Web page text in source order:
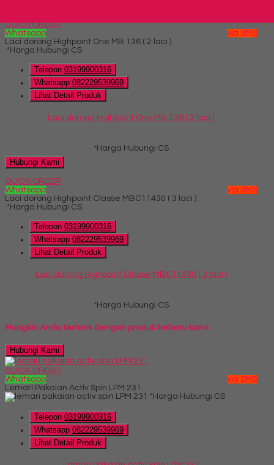
QUICK ORDER
Whatsapp
via SMS
Laci dorong Highpoint One MB 136 ( 2 laci )
*Harga Hubungi CS
Telepon 03199900316
Whatsapp 082229539969
Lihat Detail Produk
Laci dorong Highpoint One MB 136 ( 2 laci )
*Harga Hubungi CS
Hubungi Kami
QUICK ORDER
Whatsapp
via SMS
Laci dorong Highpoint Classe MBC11430 ( 3 laci )
*Harga Hubungi CS
Telepon 03199900316
Whatsapp 082229539969
Lihat Detail Produk
Laci dorong Highpoint Classe MBC11430 ( 3 laci )
*Harga Hubungi CS
Mungkin Anda tertarik dengan produk terbaru kami
Hubungi Kami
QUICK ORDER
Whatsapp
via SMS
Lemari Pakaian Activ Spin LPM 231
*Harga Hubungi CS
Telepon 03199900316
Whatsapp 082229539969
Lihat Detail Produk